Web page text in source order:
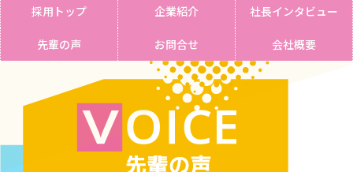
展示車・試乗車
店舗情報
ご購入者サポート
アフターサービス
採用トップ 企業紹介 社長インタビュー
先輩の声 お問合せ 会社概要